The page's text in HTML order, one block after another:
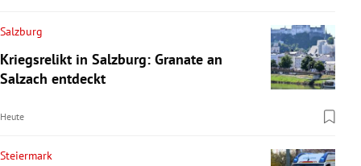
Salzburg
Kriegsrelikt in Salzburg: Granate an
Salzach entdeckt
Heute
Steiermark